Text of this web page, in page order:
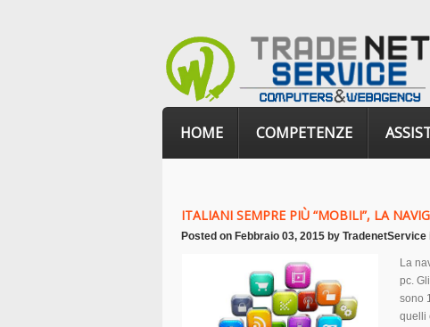
HOME COMPETENZE
ITALIANI SEMPRE PIÙ “MOBILI”, LA
Posted on Febbraio 03, 2015 by TradenetService
La
pc.
sono
quelli